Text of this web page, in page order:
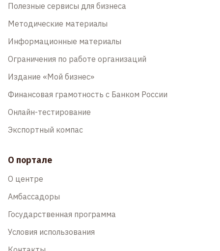
Полезные сервисы для бизнеса
Методические материалы
Информационные материалы
Ограничения по работе организаций
Издание «Мой бизнес»
Финансовая грамотность с Банком России
Онлайн-тестирование
Экспортный компас
О портале
О центре
Амбассадоры
Государственная программа
Условия использования